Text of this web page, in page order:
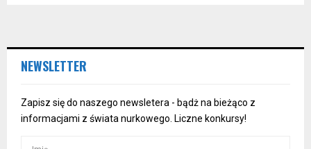
NEWSLETTER
Zapisz się do naszego newsletera - bądż na bieżąco z
informacjami z świata nurkowego. Liczne konkursy!